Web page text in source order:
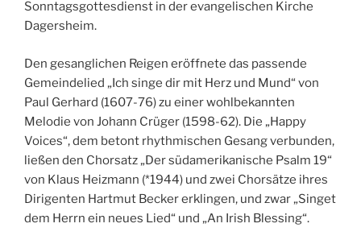
Sonntagsgottesdienst in der evangelischen Kirche
Dagersheim.
Den gesanglichen Reigen eröffnete das passende
Gemeindelied „Ich singe dir mit Herz und Mund“ von
Paul Gerhard (1607-76) zu einer wohlbekannten
Melodie von Johann Crüger (1598-62). Die „Happy
Voices“, dem betont rhythmischen Gesang verbunden,
ließen den Chorsatz „Der südamerikanische Psalm 19“
von Klaus Heizmann (*1944) und zwei Chorsätze ihres
Dirigenten Hartmut Becker erklingen, und zwar „Singet
dem Herrn ein neues Lied“ und „An Irish Blessing“.